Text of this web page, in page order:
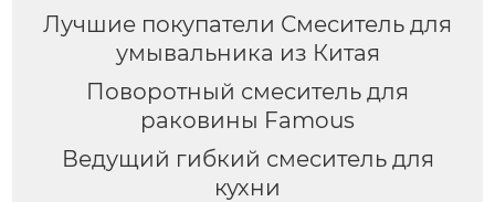
Лучшие покупатели Смеситель для
умывальника из Китая
Поворотный смеситель для
раковины Famous
Ведущий гибкий смеситель для
кухни